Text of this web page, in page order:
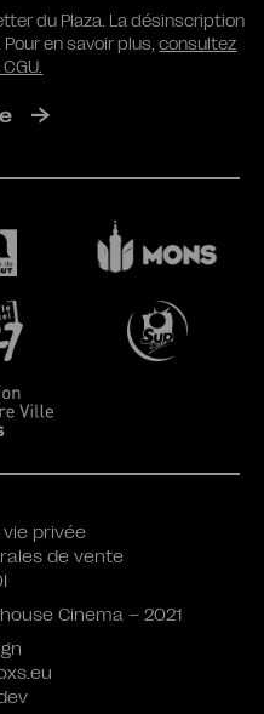
du Plaza. La désinscription
en savoir plus,consultez
privée
de vente
Cinema – 2021